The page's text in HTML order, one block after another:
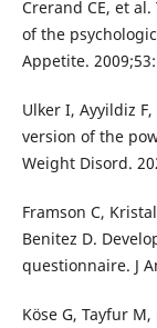
Crerand CE, et
of the
Appetite.
Ulker I, Ayyildiz
version of the
Weight Disord.
Framson C,
Benitez D.
questionnaire. J
Köse G, Tayfur